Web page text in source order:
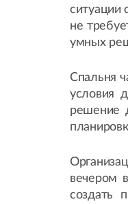
ситуации
не
умных
Спальня
условия
решение
вечером
создать